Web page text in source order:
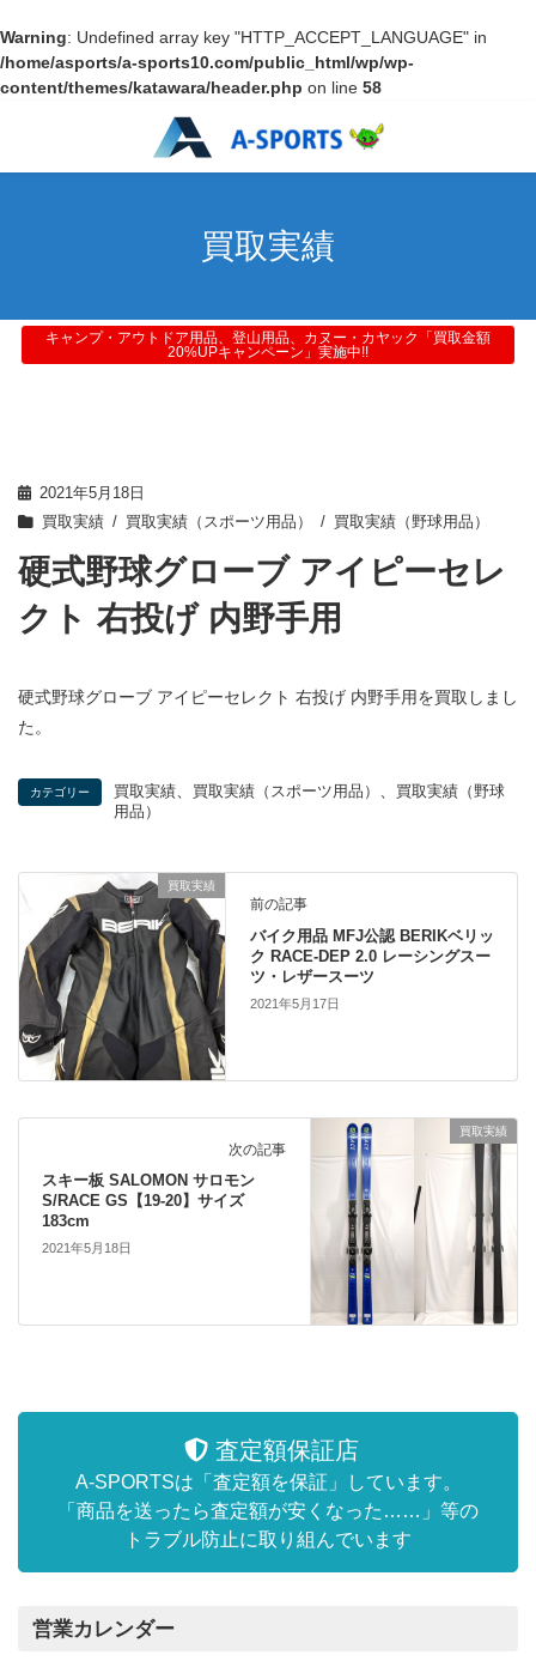
Warning: Undefined array key "HTTP_ACCEPT_LANGUAGE" in
/home/asports/a-sports10.com/public_html/wp/wp-
content/themes/katawara/header.php on line 58
買取実績
キャンプ・アウトドア用品、登山用品、カヌー・カヤック「買取金額
20%UPキャンペーン」実施中!!
2021年5月18日
買取実績
買取実績（スポーツ用品） 買取実績（野球用品）
硬式野球グローブ アイピーセレ
クト 右投げ 内野手用
硬式野球グローブ アイピーセレクト 右投げ 内野手用を買取しまし
た。
カテゴリー 買取実績、 買取実績（スポーツ用品） 、
買取実績（野球
用品）
買取実績
前の記事
バイク用品 MFJ公認 BERIKベリッ
ク RACE-DEP 2.0 レーシングスー
ツ・レザースーツ
2021年5月17日
買取実績
次の記事
スキー板 SALOMON サロモン
S/RACE GS【19-20】サイズ
183cm
2021年5月18日
査定額保証店
A-SPORTSは「査定額を保証」しています。
「商品を送ったら査定額が安くなった……」等の
トラブル防止に取り組んでいます
営業カレンダー